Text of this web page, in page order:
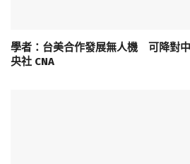
學者：台美合作發展無人機 可降對
央社 CNA